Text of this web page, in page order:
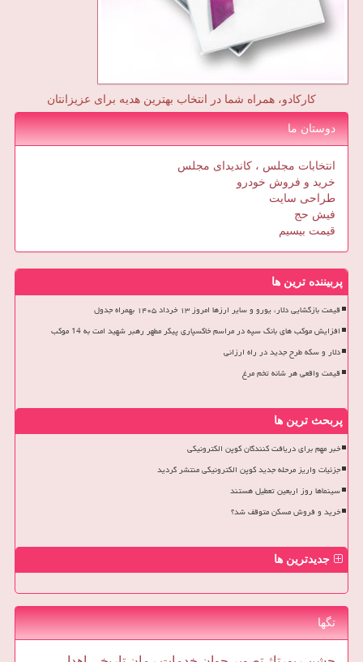
کارکادو، همراه شما در انتخاب بهترین هدیه برای عزیزانتان
دوستان ما
انتخابات مجلس ، کاندیدای مجلس
خرید و فروش خودرو
طراحی سایت
فیش حج
قیمت بیسیم
پربیننده ترین ها
قیمت بازگشایی دلار، یورو و سایر ارزها امروز ۱۳ خرداد ۱۴۰۵ بهمراه جدول
افزایش موکب های بانک سپه در مراسم خاکسپاری پیکر مطهر رهبر شهید امت به 14 موکب
دلار و سکه طرح جدید در راه ارزانی
قیمت واقعی هر شانه تخم مرغ
پربحث ترین ها
خبر مهم برای دریافت کنندگان کوپن الکترونیکی
جزئیات واریز مرحله جدید کوپن الکترونیکی منتشر گردید
سینماها روز اربعین تعطیل هستند
خرید و فروش مسکن متوقف شد؟
جدیدترین ها
تگها